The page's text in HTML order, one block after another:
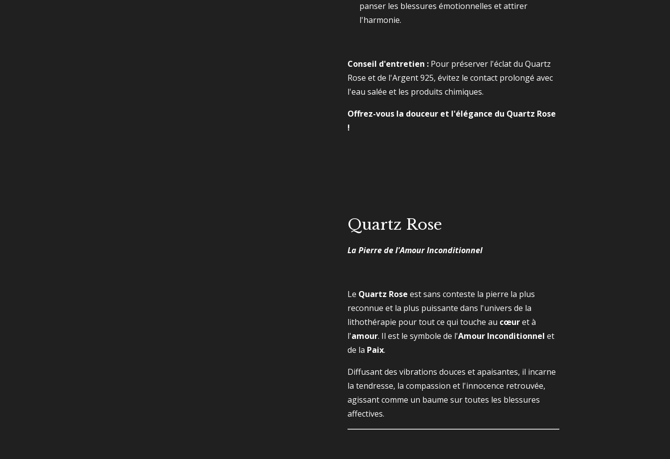
panser les blessures émotionnelles et attirer
l'harmonie.
Conseil d'entretien : Pour préserver l'éclat du Quartz
Rose et de l'Argent 925, évitez le contact prolongé avec
l'eau salée et les produits chimiques.
Offrez-vous la douceur et l'élégance du Quartz Rose
!
Quartz Rose
La Pierre de l'Amour Inconditionnel
Le Quartz Rose est sans conteste la pierre la plus
reconnue et la plus puissante dans l'univers de la
lithothérapie pour tout ce qui touche au cœuret à
l'amour. Il est le symbole de l'Amour Inconditionnel et
de la Paix.
Diffusant des vibrations douces et apaisantes, il incarne
la tendresse, la compassion et l'innocence retrouvée,
agissant comme un baume sur toutes les blessures
affectives.